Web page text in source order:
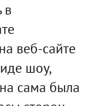
в
веб-сайте
шоу,
сама была